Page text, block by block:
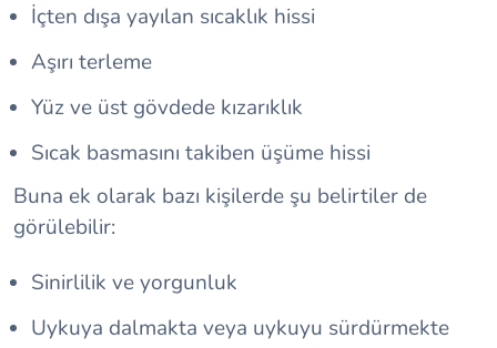
İçten dışa yayılan sıcaklık hissi
Aşırı terleme
Yüz ve üst gövdede kızarıklık
Sıcak basmasını takiben üşüme hissi
Buna ek olarak bazı kişilerde şu belirtiler de
görülebilir:
Sinirlilik ve yorgunluk
Uykuya dalmakta veya uykuyu sürdürmekte